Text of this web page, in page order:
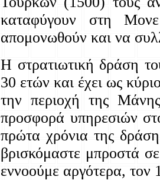
καταφύγουν στη
απομονωθούν και να
Η στρατιωτική δράση
30 ετών και έχει ως
την περιοχή της
προσφορά υπηρεσιών
πρώτα χρόνια της
βρισκόμαστε μπροστά
εννοούμε αργότερα, τον